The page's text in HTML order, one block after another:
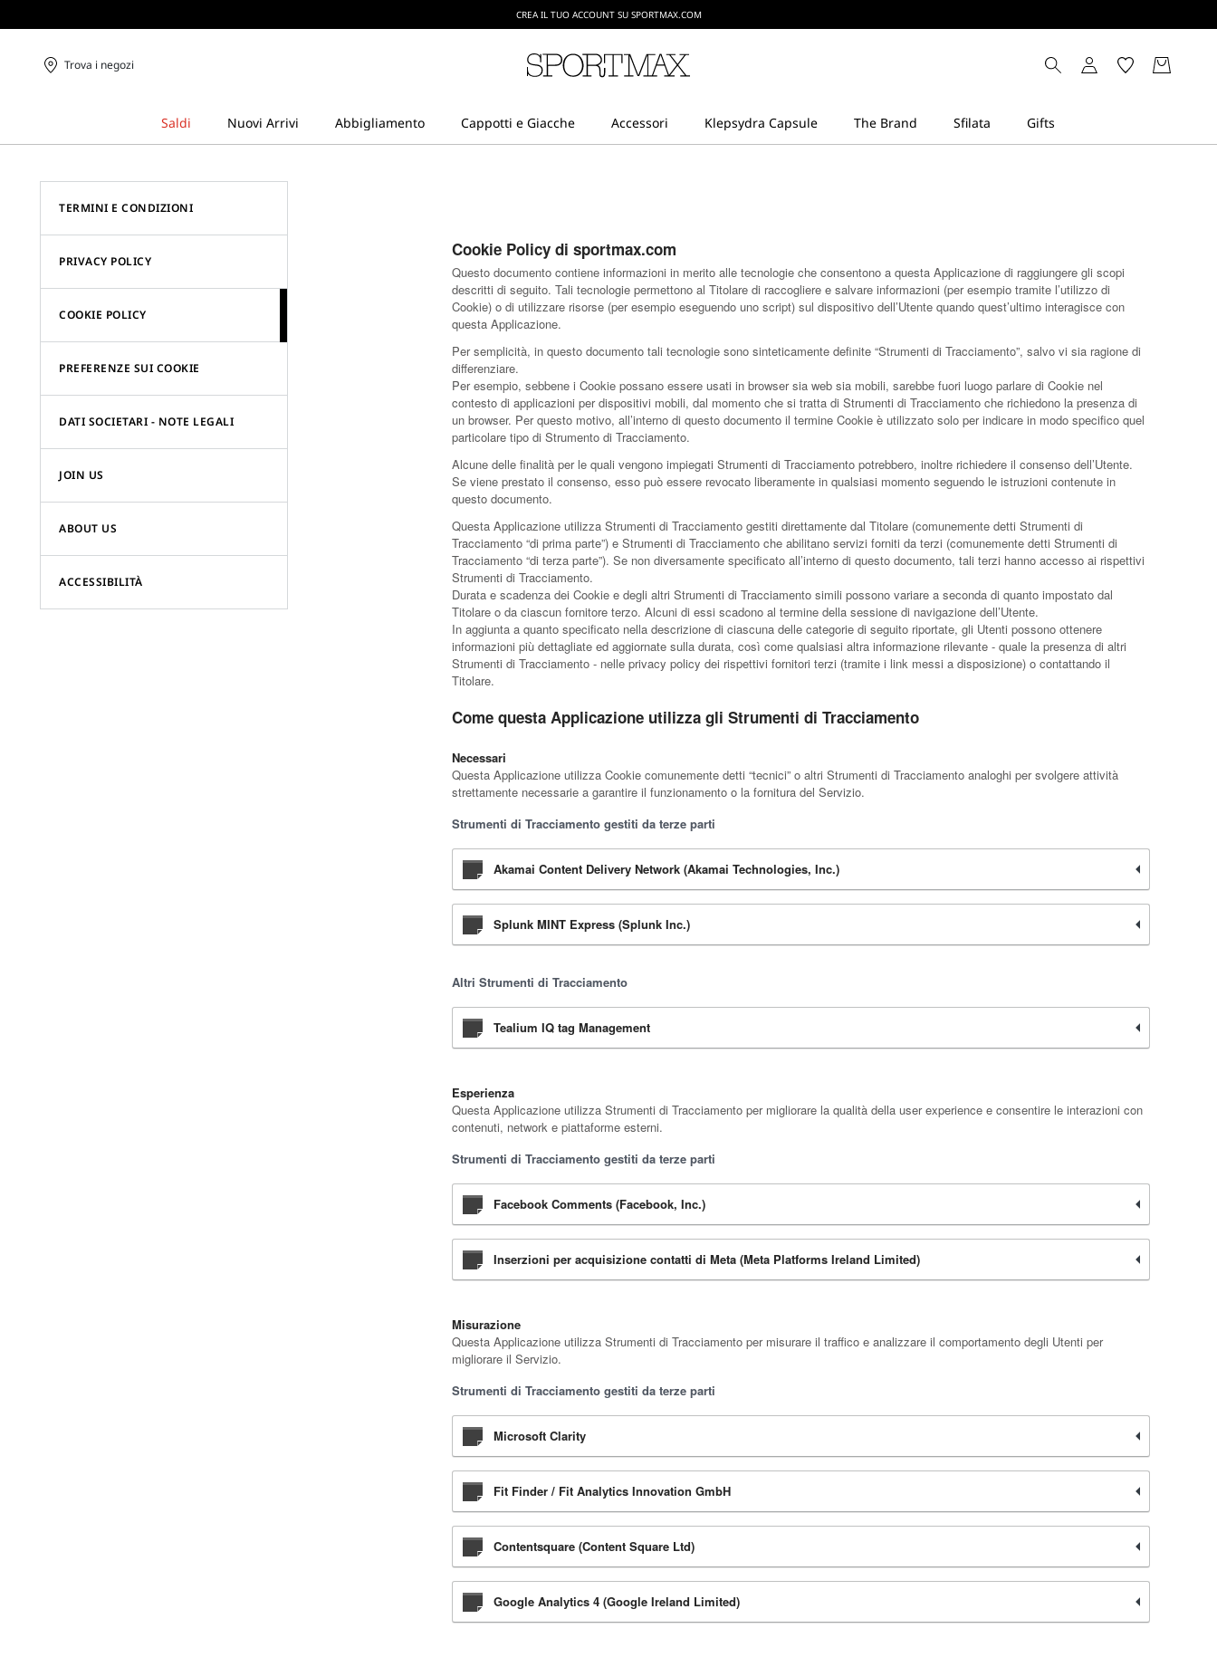
CREA IL TUO ACCOUNT SU SPORTMAX.COM
SPEDIZIONI E RESI GRATUITI
Trova i negozi
TERMINI E CONDIZIONI
PRIVACY POLICY
COOKIE POLICY
PREFERENZE SUI COOKIE
DATI SOCIETARI - NOTE LEGALI
JOIN US
ABOUT US
ACCESSIBILITÀ
Cookie Policy di sportmax.com
Questo documento contiene informazioni in merito alle tecnologie che consentono a questa Applicazione di raggiungere gli scopi
descritti di seguito. Tali tecnologie permettono al Titolare di raccogliere e salvare informazioni (per esempio tramite l’utilizzo di
Cookie) o di utilizzare risorse (per esempio eseguendo uno script) sul dispositivo dell’Utente quando quest’ultimo interagisce con
questa Applicazione.
Per semplicità, in questo documento tali tecnologie sono sinteticamente definite “Strumenti di Tracciamento”, salvo vi sia ragione di
differenziare.
Per esempio, sebbene i Cookie possano essere usati in browser sia web sia mobili, sarebbe fuori luogo parlare di Cookie nel
contesto di applicazioni per dispositivi mobili, dal momento che si tratta di Strumenti di Tracciamento che richiedono la presenza di
un browser. Per questo motivo, all’interno di questo documento il termine Cookie è utilizzato solo per indicare in modo specifico quel
particolare tipo di Strumento di Tracciamento.
Alcune delle finalità per le quali vengono impiegati Strumenti di Tracciamento potrebbero, inoltre richiedere il consenso dell’Utente.
Se viene prestato il consenso, esso può essere revocato liberamente in qualsiasi momento seguendo le istruzioni contenute in
questo documento.
Questa Applicazione utilizza Strumenti di Tracciamento gestiti direttamente dal Titolare (comunemente detti Strumenti di
Tracciamento “di prima parte”) e Strumenti di Tracciamento che abilitano servizi forniti da terzi (comunemente detti Strumenti di
Tracciamento “di terza parte”). Se non diversamente specificato all’interno di questo documento, tali terzi hanno accesso ai rispettivi
Strumenti di Tracciamento.
Durata e scadenza dei Cookie e degli altri Strumenti di Tracciamento simili possono variare a seconda di quanto impostato dal
Titolare o da ciascun fornitore terzo. Alcuni di essi scadono al termine della sessione di navigazione dell’Utente.
In aggiunta a quanto specificato nella descrizione di ciascuna delle categorie di seguito riportate, gli Utenti possono ottenere
informazioni più dettagliate ed aggiornate sulla durata, così come qualsiasi altra informazione rilevante - quale la presenza di altri
Strumenti di Tracciamento - nelle privacy policy dei rispettivi fornitori terzi (tramite i link messi a disposizione) o contattando il
Titolare.
Come questa Applicazione utilizza gli Strumenti di Tracciamento
Necessari
Questa Applicazione utilizza Cookie comunemente detti “tecnici” o altri Strumenti di Tracciamento analoghi per svolgere attività
strettamente necessarie a garantire il funzionamento o la fornitura del Servizio.
Strumenti di Tracciamento gestiti da terze parti
Akamai Content Delivery Network (Akamai Technologies, Inc.)
Splunk MINT Express (Splunk Inc.)
Altri Strumenti di Tracciamento
Tealium IQ tag Management
Esperienza
Questa Applicazione utilizza Strumenti di Tracciamento per migliorare la qualità della user experience e consentire le interazioni con
contenuti, network e piattaforme esterni.
Strumenti di Tracciamento gestiti da terze parti
Facebook Comments (Facebook, Inc.)
Inserzioni per acquisizione contatti di Meta (Meta Platforms Ireland Limited)
Misurazione
Questa Applicazione utilizza Strumenti di Tracciamento per misurare il traffico e analizzare il comportamento degli Utenti per
migliorare il Servizio.
Strumenti di Tracciamento gestiti da terze parti
Microsoft Clarity
Fit Finder / Fit Analytics Innovation GmbH
Contentsquare (Content Square Ltd)
Google Analytics 4 (Google Ireland Limited)